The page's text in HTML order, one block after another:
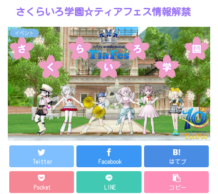
さくらいろ学園☆ティアフェス情報解禁
イベント
Twitter Facebook はてブ
Pocket LINE コピー